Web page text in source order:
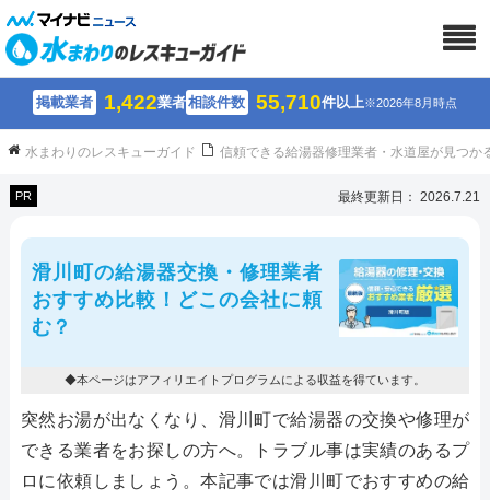
掲載業者 1,422業者相談件数 55,710件以上※2026年8月時点
水まわりのレスキューガイド 信頼できる給湯器修理業者・水道屋が見つか
PR 最終更新日： 2026.7.21
滑川町の給湯器交換・修理業者
おすすめ比較！どこの会社に頼
む？
◆本ページはアフィリエイトプログラムによる収益を得ています。
突然お湯が出なくなり、滑川町で給湯器の交換や修理が
できる業者をお探しの方へ。トラブル事は実績のあるプ
ロに依頼しましょう。本記事では滑川町でおすすめの給